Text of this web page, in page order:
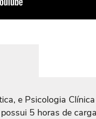
e Psicologia
5 horas de